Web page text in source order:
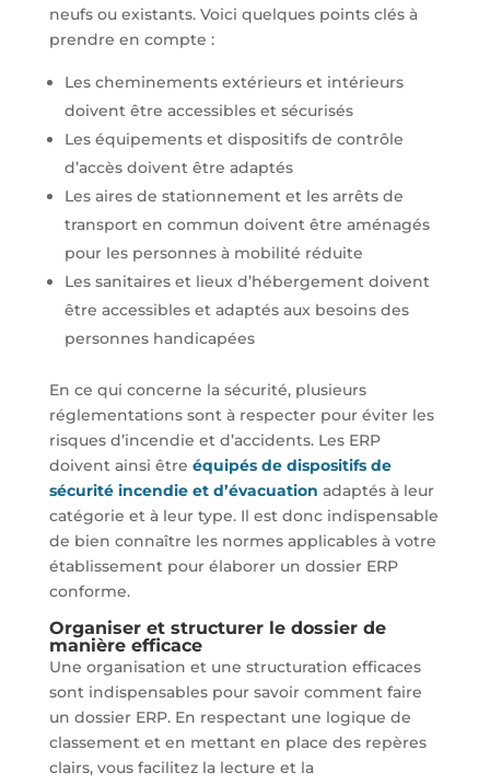
neufs ou existants. Voici quelques points clés à
prendre en compte :
Les cheminements extérieurs et intérieurs
doivent être accessibles et sécurisés
Les équipements et dispositifs de contrôle
d’accès doivent être adaptés
Les aires de stationnement et les arrêts de
transport en commun doivent être aménagés
pour les personnes à mobilité réduite
Les sanitaires et lieux d’hébergement doivent
être accessibles et adaptés aux besoins des
personnes handicapées
En ce qui concerne la sécurité, plusieurs
réglementations sont à respecter pour éviter les
risques d’incendie et d’accidents. Les ERP
doivent ainsi être équipés de dispositifs de
sécurité incendie et d’évacuation adaptés à leur
catégorie et à leur type. Il est donc indispensable
de bien connaître les normes applicables à votre
établissement pour élaborer un dossier ERP
conforme.
Organiser et structurer le dossier de
manière efficace
Une organisation et une structuration efficaces
sont indispensables pour savoir comment faire
un dossier ERP. En respectant une logique de
classement et en mettant en place des repères
clairs, vous facilitez la lecture et la